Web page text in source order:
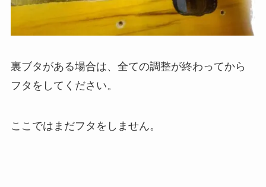
裏ブタがある場合は、全ての調整が終わってから
フタをしてください。
ここではまだフタをしません。